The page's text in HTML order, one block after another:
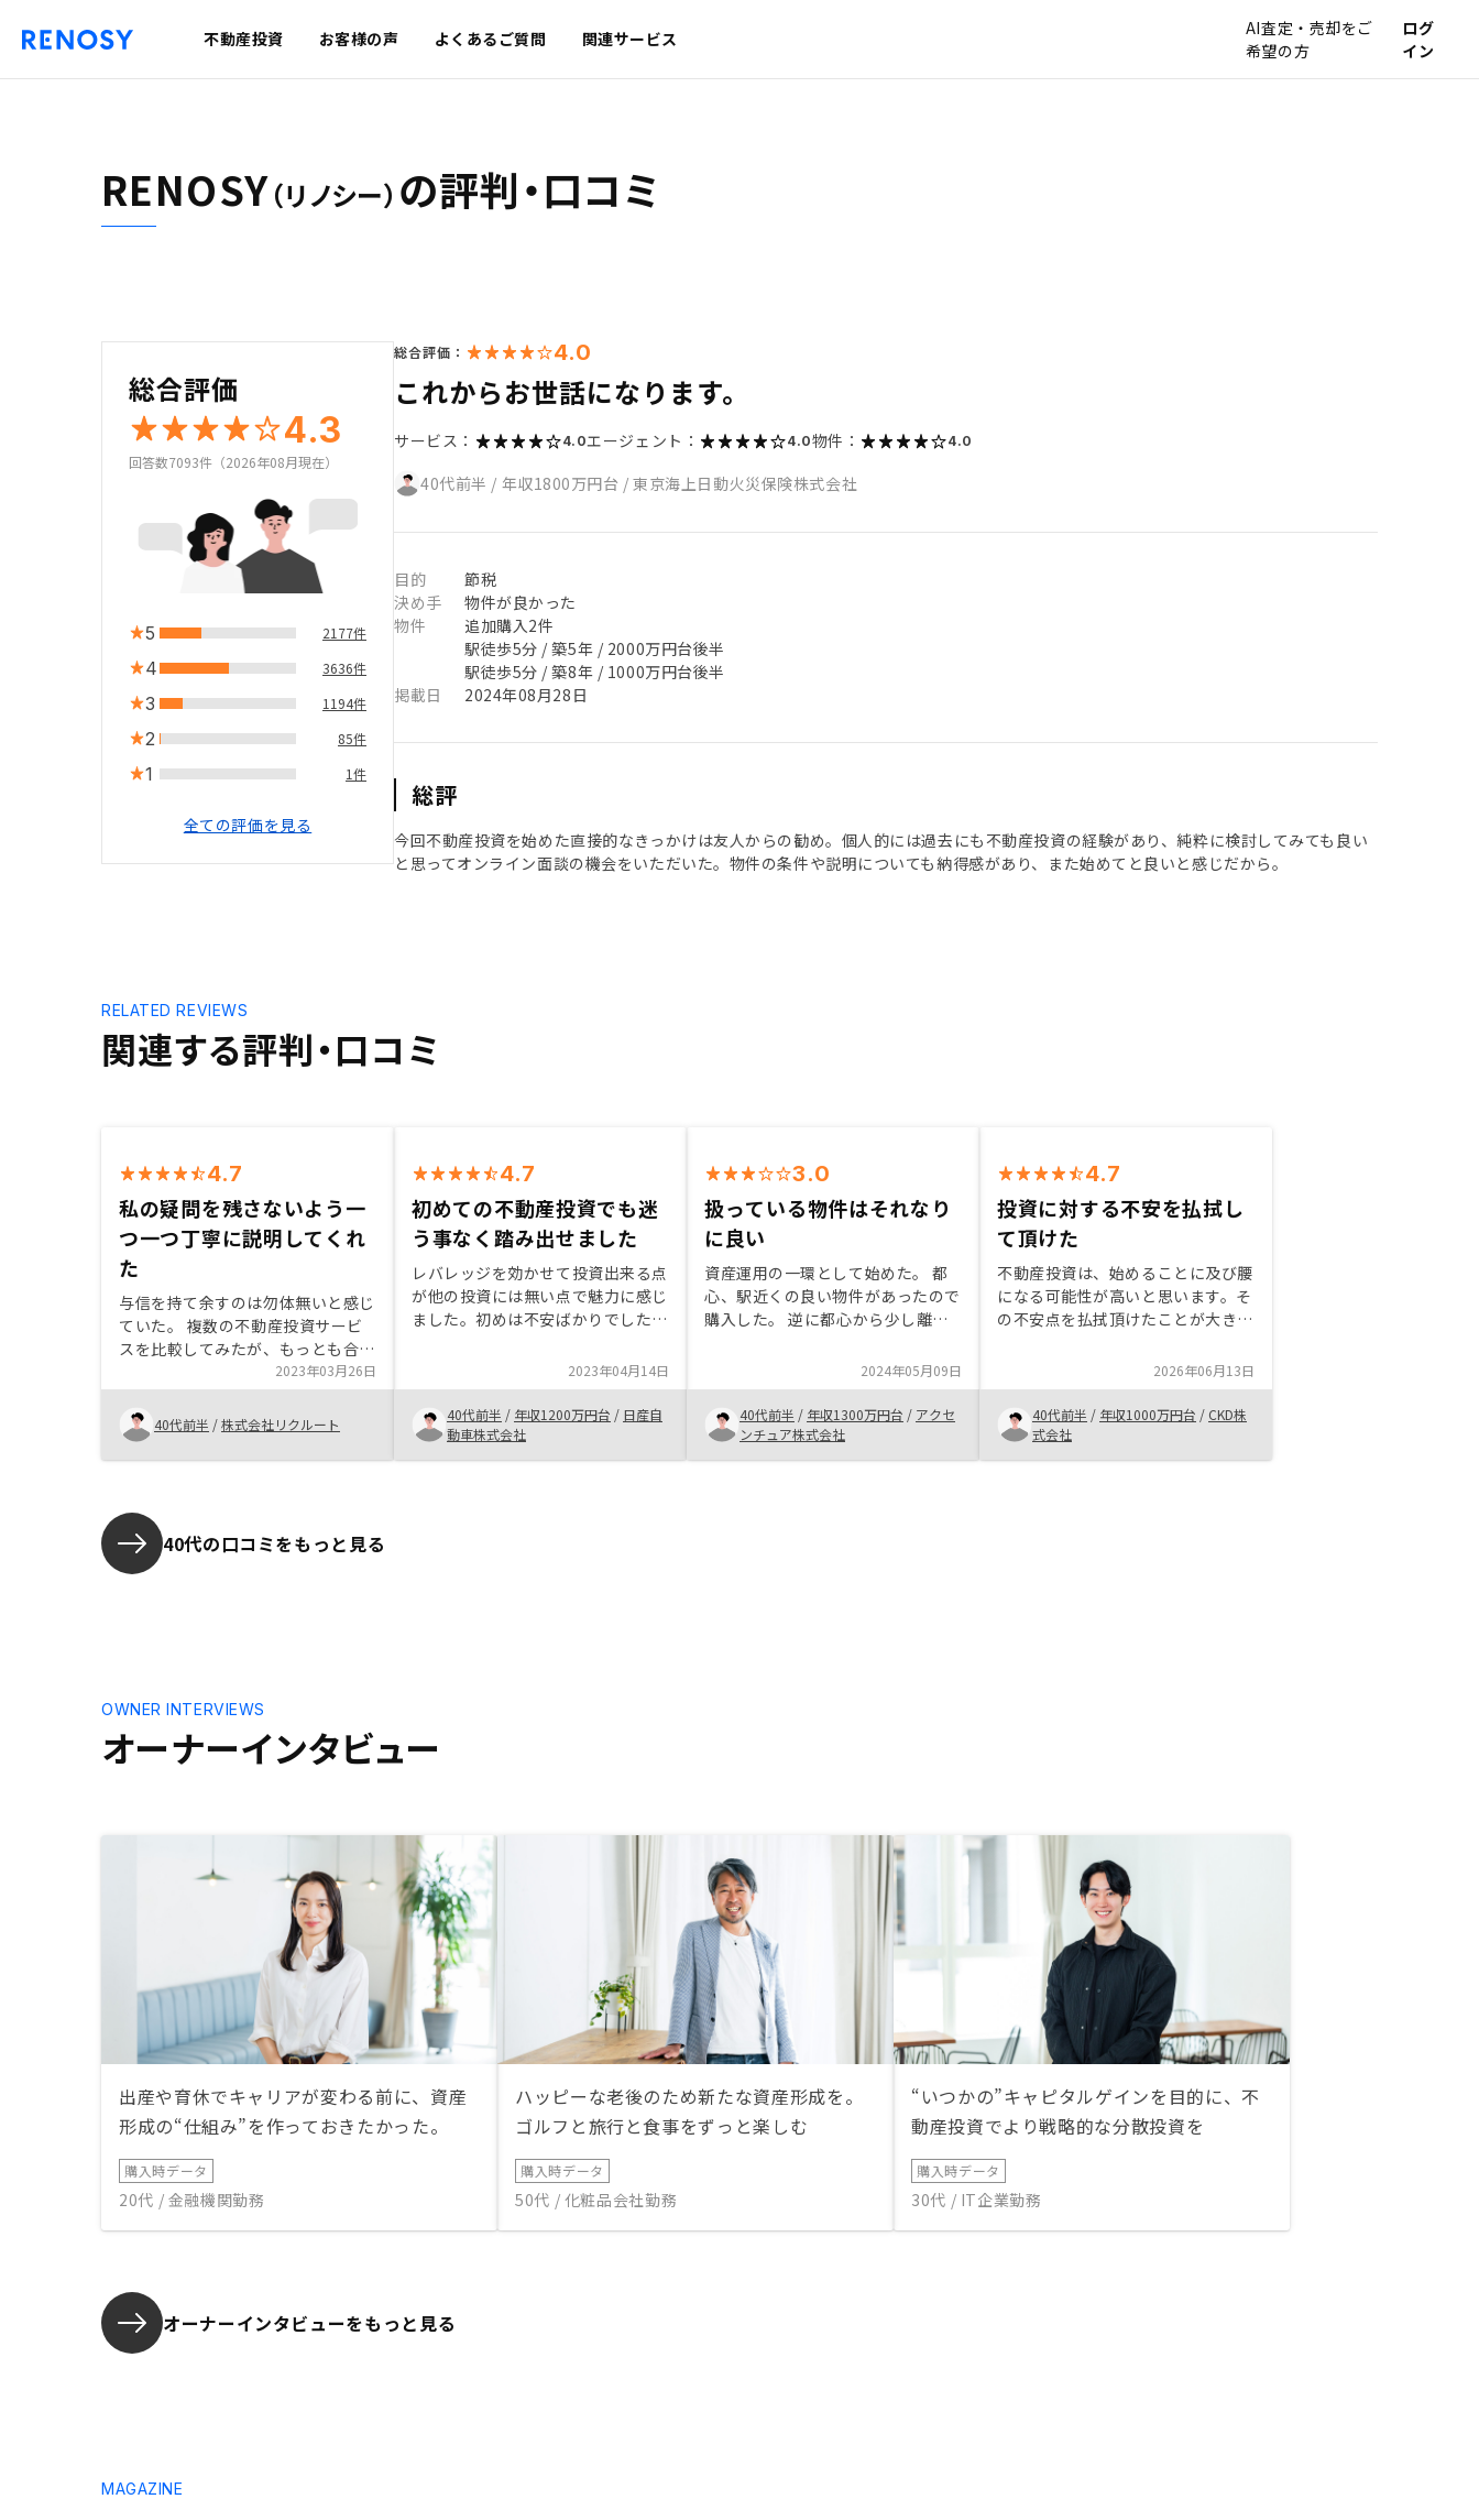
不動産投資 お客様の声 よくあるご質問 関連サービス
AI査定・売却をご
希望の方
ログ
イン
RENOSY（リノシー） の評判・口コミ
総合評価
4.3
回答数7093件（2026年08月現在）
5 2177件
4 3636件
3 1194件
2 85件
1 1件
全ての評価を見る
総合評価： 4.0
これからお世話になります。
サービス： 4.0エージェント： 4.0物件： 4.0
40代前半 / 年収1800万円台 /東京海上日動火災保険株式会社
目的
節税
決め手
物件が良かった
物件
追加購入2件
駅徒歩5分 / 築5年 / 2000万円台後半
駅徒歩5分 / 築8年 / 1000万円台後半
掲載日
2024年08月28日
総評
今回不動産投資を始めた直接的なきっかけは友人からの勧め。個人的には過去にも不動産投資の経験があり、純粋に検討してみても良い
と思ってオンライン面談の機会をいただいた。物件の条件や説明についても納得感があり、また始めてと良いと感じだから。
関連する評判・口コミ
RELATED REVIEWS
4.7
私の疑問を残さないよう一
つ一つ丁寧に説明してくれ
た
与信を持て余すのは勿体無いと感じ
ていた。 複数の不動産投資サービ
スを比較してみたが、もっとも合理
的かつ、ブラックボックスを感じさ
せない会社だった。 滞っていた確
定申告などについても適切にサポー
トしてくれた。
2023年03月26日
40代前半 /株式会社リクルート
4.7
初めての不動産投資でも迷
う事なく踏み出せました
レバレッジを効かせて投資出来る点
が他の投資には無い点で魅力に感じ
ました。初めは不安ばかりでした
ットを教えて頂き、自分のリスク許
容度が分かるようになってからは不
安が消えました。提案して頂いた物
件の量も質も満足行く内容で、自分
が気に入った物件が見つかり購入し
2023年04月14日
40代前半 / 年収1200万円台 / 日産自
動車株式会社
3.0
扱っている物件はそれなり
に良い
資産運用の一環として始めた。 都
心、駅近くの良い物件があったので
購入した。 逆に都心から少し離れ
潜在リスクが高そうな気がしたので
避けた。 リスク込みでのキャッシ
ュフローを示してもらえたのはよか
った。質問をしても意図と違う回答
が返ってきたり、ひどい時は回答が
2024年05月09日
40代前半 / 年収1300万円台 / アクセ
ンチュア株式会社
4.7
投資に対する不安を払拭し
て頂けた
不動産投資は、始めることに及び腰
になる可能性が高いと思います。そ
の不安点を払拭頂けたことが大きい
購入した方の体験談をより身近に確
認できれば、投資により踏み切れる
のではと考えます。
2026年06月13日
40代前半 / 年収1000万円台 / CKD株
式会社
40代の口コミをもっと見る
オーナーインタビュー
OWNER INTERVIEWS
出産や育休でキャリアが変わる前に、資産
形成の“仕組み”を作っておきたかった。
購入時データ
20代 / 金融機関勤務
ハッピーな老後のため新たな資産形成を。
ゴルフと旅行と食事をずっと楽しむ
購入時データ
50代 / 化粧品会社勤務
“いつかの”キャピタルゲインを目的に、不
動産投資でより戦略的な分散投資を
購入時データ
30代 / IT企業勤務
オーナーインタビューをもっと見る
MAGAZINE